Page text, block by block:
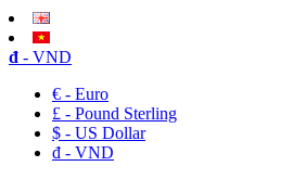
đ - VND
€ - Euro
£ - Pound Sterling
$ - US Dollar
đ - VND